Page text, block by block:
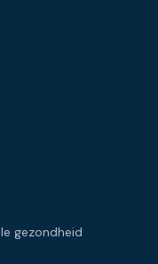
gezondheid